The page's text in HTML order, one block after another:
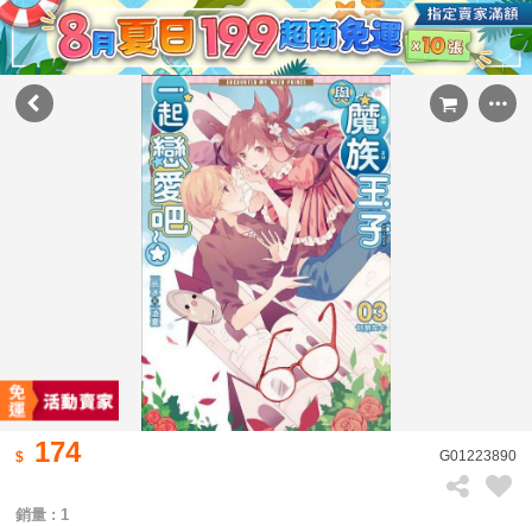
174 G01223890
銷量 : 1